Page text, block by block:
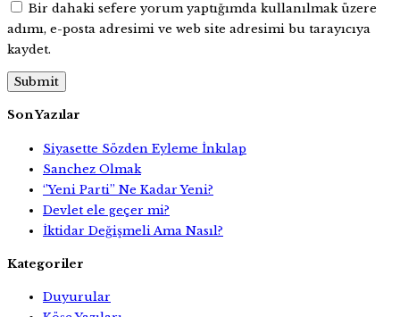
Bir dahaki sefere yorum yaptığımda kullanılmak üzere
adımı, e-posta adresimi ve web site adresimi bu tarayıcıya
kaydet.
Son Yazılar
Siyasette Sözden Eyleme İnkılap
Sanchez Olmak
‘’Yeni Parti’’ Ne Kadar Yeni?
Devlet ele geçer mi?
İktidar Değişmeli Ama Nasıl?
Kategoriler
Duyurular